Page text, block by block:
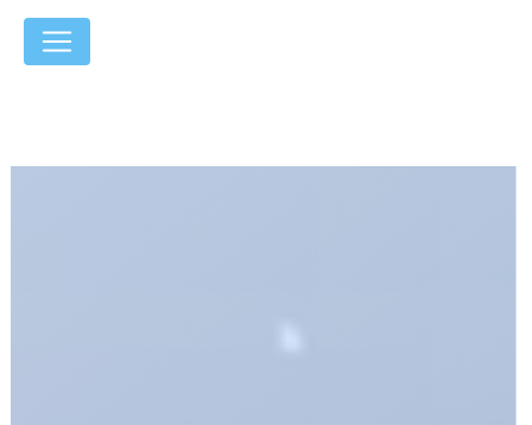
Panneau de gestion des cookies